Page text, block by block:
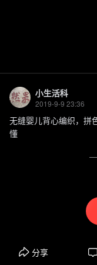
小生活科
2019-9-9 23:36
无缝婴儿背心编织，拼
懂
分享